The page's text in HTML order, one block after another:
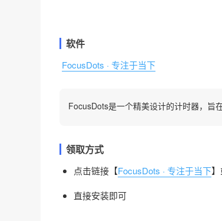
软件
FocusDots · 专注于当下
FocusDots是一个精美设计的计时器，旨
领取方式
点击链接【FocusDots · 专注于当下】
直接安装即可